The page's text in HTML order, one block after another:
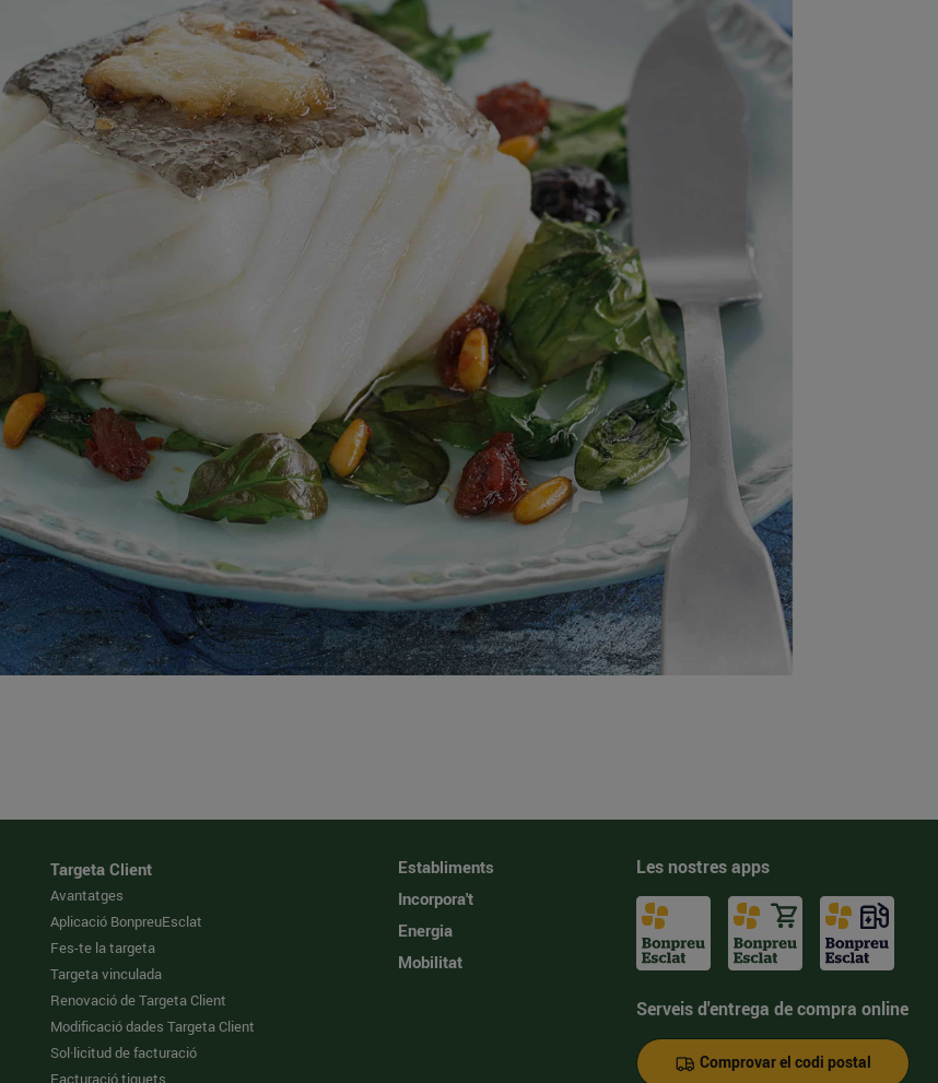
Targeta Client
Avantatges
Aplicació BonpreuEsclat
Fes-te la targeta
Targeta vinculada
Renovació de Targeta Client
Modificació dades Targeta Client
Sol·licitud de facturació
Facturació tiquets
Establiments
Incorpora't
Energia
Mobilitat
Les nostres apps
Serveis d'entrega de compra online
Comprovar el codi postal